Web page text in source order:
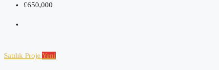
£650,000
Satılık Proje Yeni